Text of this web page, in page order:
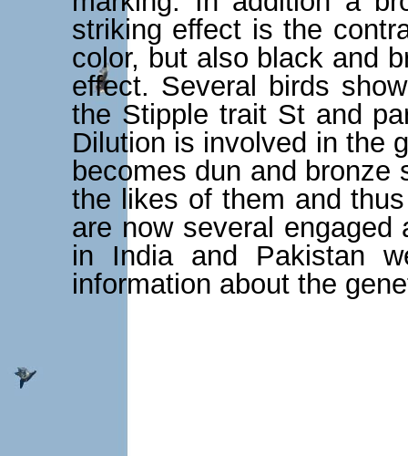
striking effect is the
color, but also black and
effect. Several birds
the Stipple trait St and
Dilution is involved in the
becomes dun and bronze
the likes of them and
are now several engaged
in India and Pakistan
information about the